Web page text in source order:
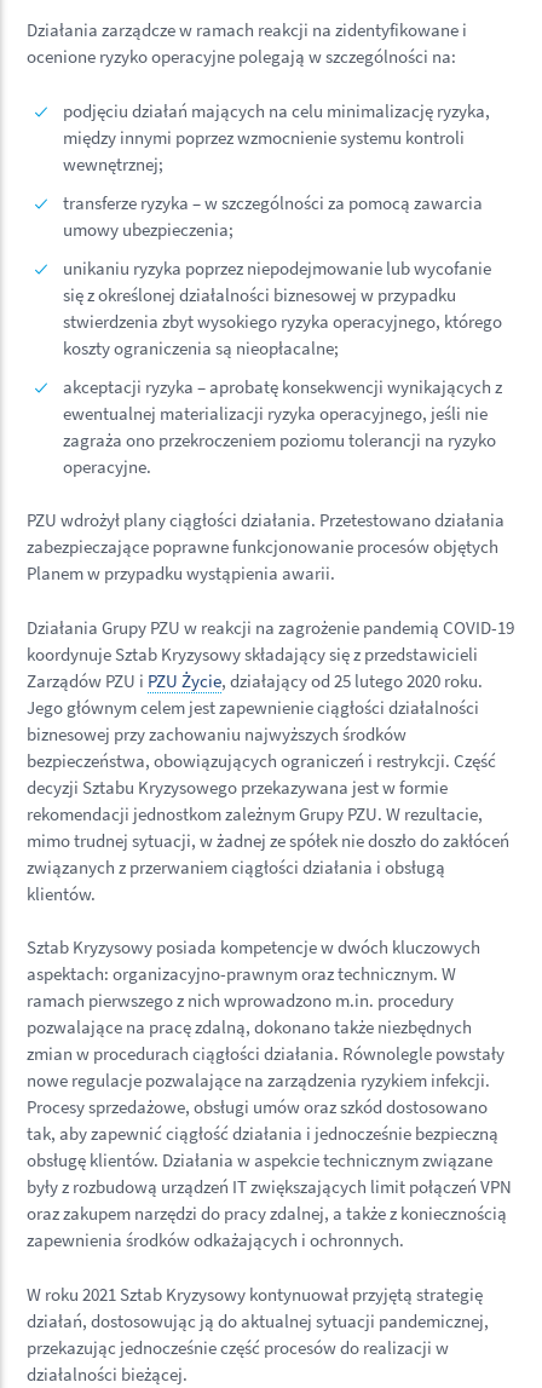
Działania zarządcze w ramach reakcji na zidentyfikowane i
ocenione ryzyko operacyjne polegają w szczególności na:
podjęciu działań mających na celu minimalizację ryzyka,
między innymi poprzez wzmocnienie systemu kontroli
wewnętrznej;
transferze ryzyka – w szczególności za pomocą zawarcia
umowy ubezpieczenia;
unikaniu ryzyka poprzez niepodejmowanie lub wycofanie
się z określonej działalności biznesowej w przypadku
stwierdzenia zbyt wysokiego ryzyka operacyjnego, którego
koszty ograniczenia są nieopłacalne;
akceptacji ryzyka – aprobatę konsekwencji wynikających z
ewentualnej materializacji ryzyka operacyjnego, jeśli nie
zagraża ono przekroczeniem poziomu tolerancji na ryzyko
operacyjne.
PZU wdrożył plany ciągłości działania. Przetestowano działania
zabezpieczające poprawne funkcjonowanie procesów objętych
Planem w przypadku wystąpienia awarii.
Działania Grupy PZU w reakcji na zagrożenie pandemią COVID-19
koordynuje Sztab Kryzysowy składający się z przedstawicieli
Zarządów PZU i PZU Życie, działający od 25 lutego 2020 roku.
Jego głównym celem jest zapewnienie ciągłości działalności
biznesowej przy zachowaniu najwyższych środków
bezpieczeństwa, obowiązujących ograniczeń i restrykcji. Część
decyzji Sztabu Kryzysowego przekazywana jest w formie
rekomendacji jednostkom zależnym Grupy PZU. W rezultacie,
mimo trudnej sytuacji, w żadnej ze spółek nie doszło do zakłóceń
związanych z przerwaniem ciągłości działania i obsługą
klientów.
Sztab Kryzysowy posiada kompetencje w dwóch kluczowych
aspektach: organizacyjno-prawnym oraz technicznym. W
ramach pierwszego z nich wprowadzono m.in. procedury
pozwalające na pracę zdalną, dokonano także niezbędnych
zmian w procedurach ciągłości działania. Równolegle powstały
nowe regulacje pozwalające na zarządzenia ryzykiem infekcji.
Procesy sprzedażowe, obsługi umów oraz szkód dostosowano
tak, aby zapewnić ciągłość działania i jednocześnie bezpieczną
obsługę klientów. Działania w aspekcie technicznym związane
były z rozbudową urządzeń IT zwiększających limit połączeń VPN
oraz zakupem narzędzi do pracy zdalnej, a także z koniecznością
zapewnienia środków odkażających i ochronnych.
W roku 2021 Sztab Kryzysowy kontynuował przyjętą strategię
działań, dostosowując ją do aktualnej sytuacji pandemicznej,
przekazując jednocześnie część procesów do realizacji w
działalności bieżącej.